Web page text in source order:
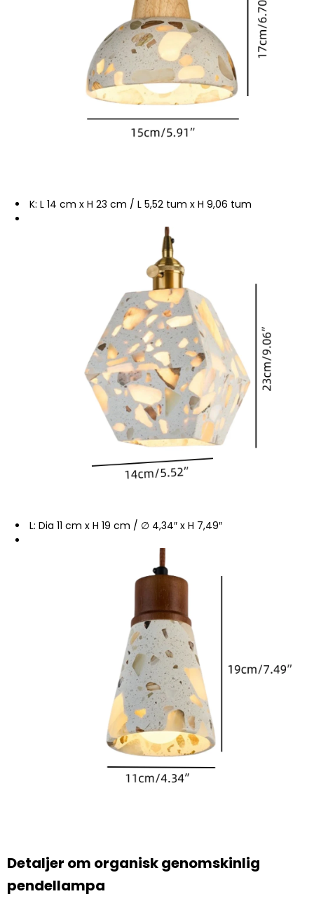
K: L 14 cm x H 23 cm / L 5,52 tum x H 9,06 tum
L: Dia 11 cm x H 19 cm / ∅ 4,34″ x H 7,49″
Detaljer om organisk genomskinlig
pendellampa